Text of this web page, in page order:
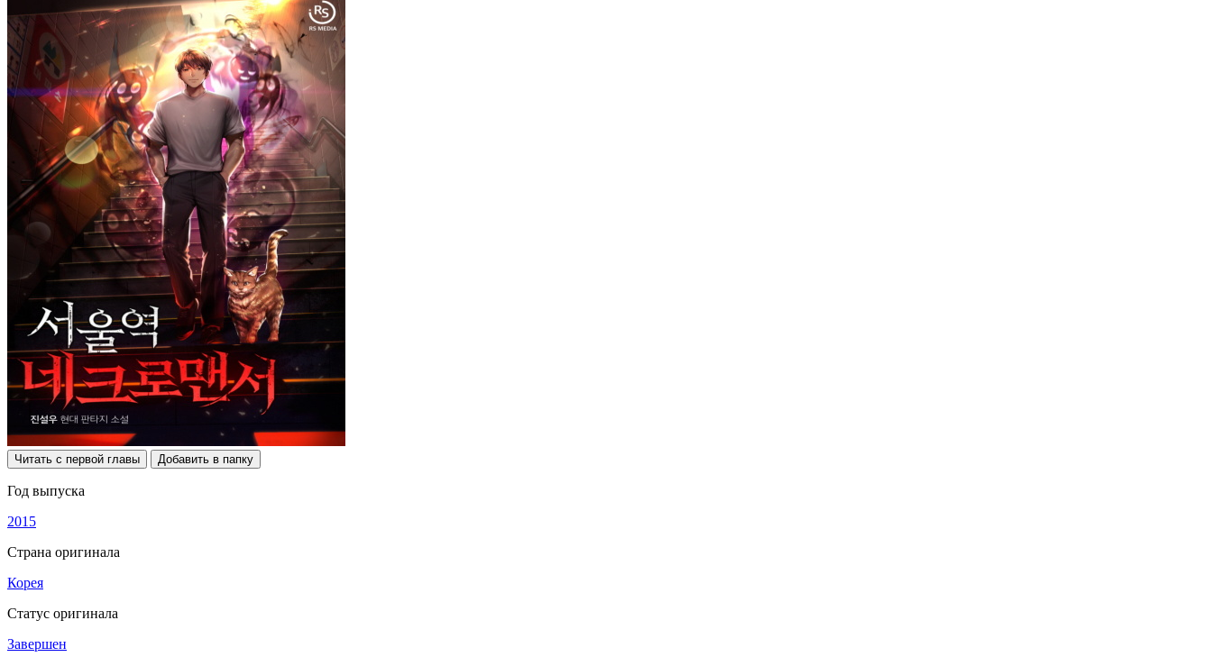
Читать с первой главы Добавить в папку
Год выпуска
2015
Страна оригинала
Корея
Статус оригинала
Завершен